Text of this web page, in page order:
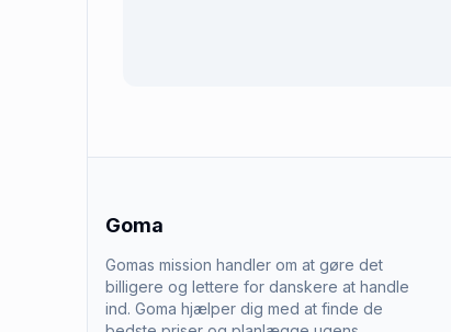
Goma
Gomas mission handler om at gøre det
billigere og lettere for danskere at handle
ind. Goma hjælper dig med at finde de